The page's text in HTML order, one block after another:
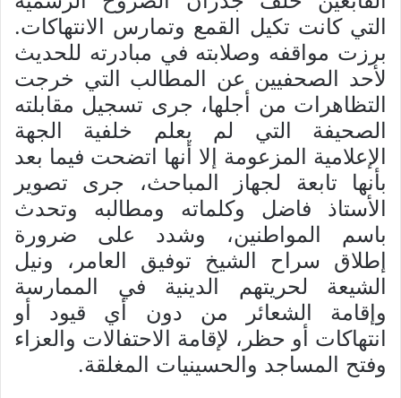
التي كانت تكيل القمع وتمارس الانتهاكات.
برزت مواقفه وصلابته في مبادرته للحديث
لأحد الصحفيين عن المطالب التي خرجت
التظاهرات من أجلها، جرى تسجيل مقابلته
الصحيفة التي لم يعلم خلفية الجهة
الإعلامية المزعومة إلا أنها اتضحت فيما بعد
بأنها تابعة لجهاز المباحث، جرى تصوير
الأستاذ فاضل وكلماته ومطالبه وتحدث
باسم المواطنين، وشدد على ضرورة
إطلاق سراح الشيخ توفيق العامر، ونيل
الشيعة لحريتهم الدينية في الممارسة
وإقامة الشعائر من دون أي قيود أو
انتهاكات أو حظر، لإقامة الاحتفالات والعزاء
وفتح المساجد والحسينيات المغلقة.